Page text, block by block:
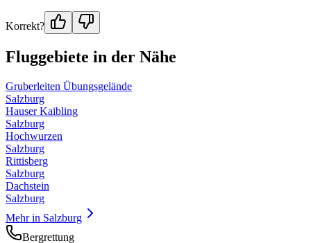
Korrekt?
Fluggebiete in der Nähe
Gruberleiten Übungsgelände
Salzburg
Hauser Kaibling
Salzburg
Hochwurzen
Salzburg
Rittisberg
Salzburg
Dachstein
Salzburg
Mehr in Salzburg
Bergrettung